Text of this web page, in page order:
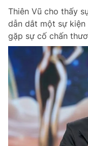
Giấy phép xuất bản số
© 2003-2026 Bản
dưới mọi hình thức nếu
Phát triển bởi ePi
Thiên Vũ cho thấy
dẫn dắt một sự kiện
gặp sự cố chấn